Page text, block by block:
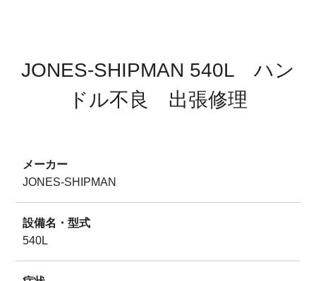
JONES-SHIPMAN 540L ハン
ドル不良 出張修理
メーカー
JONES-SHIPMAN
設備名・型式
540L